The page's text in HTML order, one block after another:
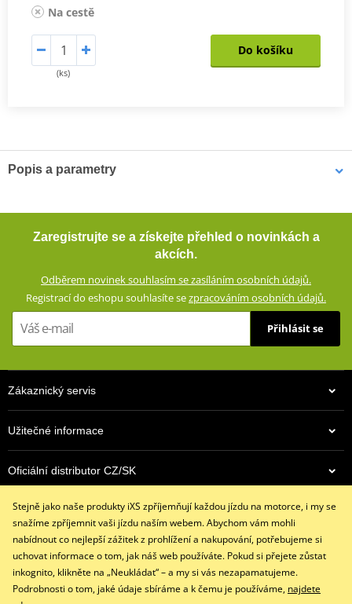
Na cestě
(ks)
Do košíku
Popis a parametry
GERMADURA® 600D (100% polyester)
Síťovaná podšívka (100% polyester)
Odnímatelná tepelná podšívka (100% polyester)
Vodotěsné, větru odolné, prodyšné, systém AirVent
2 vnější kapsy
Velká zadní kapsa
Bederní pás a nastavitelná šířka rukávů
Vyztuženo dobby polyamidem na zranitelných místech pro
Chrániče na loktech a ramenou (podle normy CE, odnímatelné)
Pouzdro pro dodatečný chránič zad
PDF size chart GMS
PDF GMS SIZES
Zaregistrujte se a získejte přehled o novinkách a
akcích.
Odběrem novinek souhlasím se zasíláním osobních údajů.
Registrací do eshopu souhlasíte sezpracováním osobních údajů.
Přihlásit se
Zákaznický servis
Užitečné informace
Oficiální distributor CZ/SK
Kontaktujte nás
info@ixs-motopoint.cz
Po - Pá (8:00 - 16:30)
Stejně jako naše produkty iXS zpříjemňují každou jízdu na motorce, i my se
snažíme zpříjemnit vaši jízdu naším webem. Abychom vám mohli
nabídnout co nejlepší zážitek z prohlížení a nakupování, potřebujeme si
uchovat informace o tom, jak náš web používáte. Pokud si přejete zůstat
inkognito, klikněte na „Neukládat“ – a my si vás nezapamatujeme.
Podrobnosti o tom, jaké údaje sbíráme a k čemu je používáme, najdete